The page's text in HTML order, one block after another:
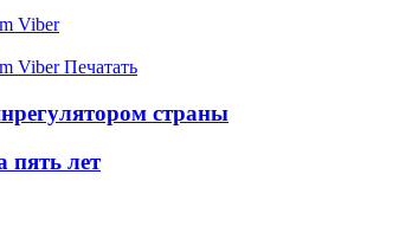
Viber
Viber Печатать
страны
пять лет